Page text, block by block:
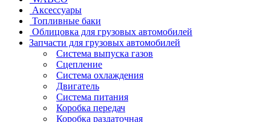
Аксессуары
Топливные баки
Облицовка для грузовых автомобилей
Запчасти для грузовых автомобилей
Система выпуска газов
Сцепление
Система охлаждения
Двигатель
Система питания
Коробка передач
Коробка раздаточная